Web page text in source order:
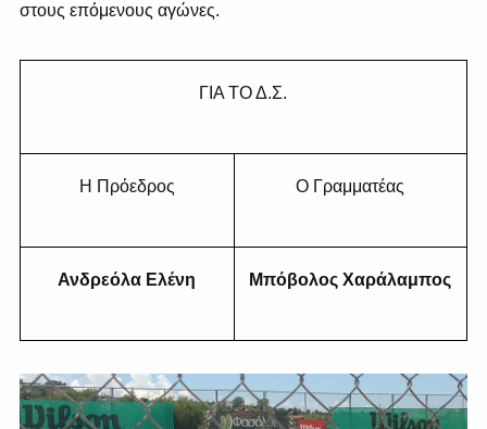
στους επόμενους αγώνες.
ΓΙΑ ΤΟ Δ.Σ.
Η Πρόεδρος Ο Γραμματέας
Ανδρεόλα Ελένη Μπόβολος Χαράλαμπος